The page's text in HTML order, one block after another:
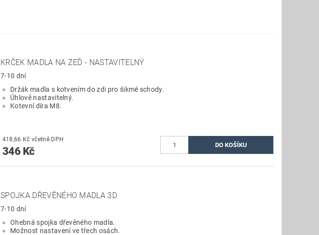
KRČEK MADLA NA ZEĎ - NASTAVITELNÝ
7-10 dní
Držák madla s kotvením do zdi pro šikmé schody.
Úhlově nastavitelný.
Kotevní díra M8.
418,66 Kč včetně DPH
346 Kč
SPOJKA DŘEVĚNÉHO MADLA 3D
7-10 dní
Ohebná spojka dřevěného madla.
Možnost nastavení ve třech osách.